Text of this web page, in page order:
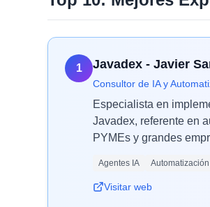
1 Javadex - Javier
Consultor de IA y
Especialista en
Javadex, referente en
PYMEs y grandes
Agentes IA
Visitar web